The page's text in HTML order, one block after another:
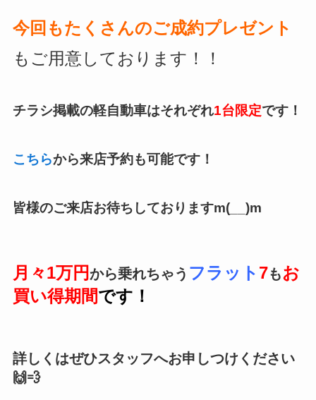
今回もたくさんのご成約プレゼント
もご用意しております！！
チラシ掲載の軽自動車はそれぞれ1台限定です！
こちらから来店予約も可能です！
皆様のご来店お待ちしておりますm(__)m
月々1万円から乗れちゃう フラット 7もお
買い得期間です！
詳しくはぜひスタッフへお申しつけください
🙌💨